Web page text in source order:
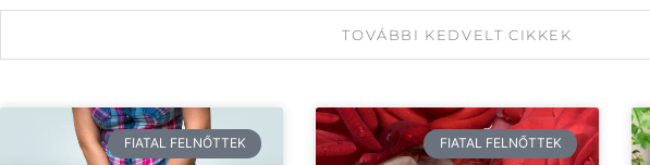
TOVÁBBI KEDVELT CIKKEK
FIATAL FELNŐTTEK FIATAL FELNŐTTEK